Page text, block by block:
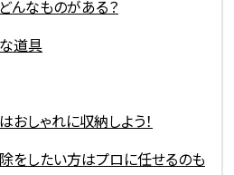
んなものがある？
道具
しゃれに収納しよう！
をしたい方はプロに任せるのも